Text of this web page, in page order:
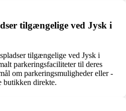
tilgængelige ved Jysk i
tilgængelige ved Jysk i
parkeringsfaciliteter til deres
om parkeringsmuligheder eller -
butikken direkte.